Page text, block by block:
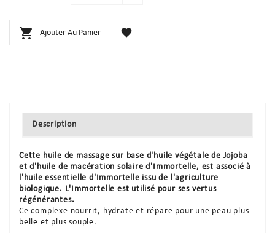
 Ajouter Au Panier 
Description
Cette huile de massage sur base d'huile végétale de Jojoba
et d'huile de macération solaire d'Immortelle, est associé à
l'huile essentielle d'Immortelle issu de l'agriculture
biologique. L'Immortelle est utilisé pour ses vertus
régénérantes.
Ce complexe nourrit, hydrate et répare pour une peau plus
belle et plus souple.